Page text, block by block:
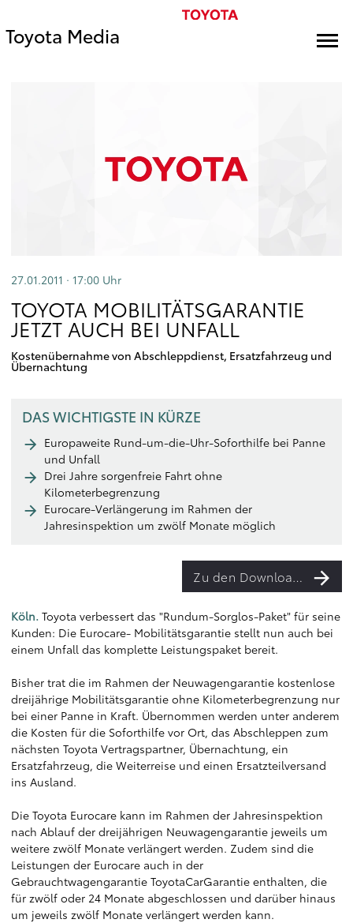
Toyota Media
27.01.2011 · 17:00 Uhr
TOYOTA MOBILITÄTSGARANTIE
JETZT AUCH BEI UNFALL
Kostenübernahme von Abschleppdienst, Ersatzfahrzeug und
Übernachtung
DAS WICHTIGSTE IN KÜRZE
Europaweite Rund-um-die-Uhr-Soforthilfe bei Panne
und Unfall
Drei Jahre sorgenfreie Fahrt ohne
Kilometerbegrenzung
Eurocare-Verlängerung im Rahmen der
Jahresinspektion um zwölf Monate möglich
Zu den Downloads
Köln. Toyota verbessert das "Rundum-Sorglos-Paket" für seine
Kunden: Die Eurocare- Mobilitätsgarantie stellt nun auch bei
einem Unfall das komplette Leistungspaket bereit.
Bisher trat die im Rahmen der Neuwagengarantie kostenlose
dreijährige Mobilitätsgarantie ohne Kilometerbegrenzung nur
bei einer Panne in Kraft. Übernommen werden unter anderem
die Kosten für die Soforthilfe vor Ort, das Abschleppen zum
nächsten Toyota Vertragspartner, Übernachtung, ein
Ersatzfahrzeug, die Weiterreise und einen Ersatzteilversand
ins Ausland.
Die Toyota Eurocare kann im Rahmen der Jahresinspektion
nach Ablauf der dreijährigen Neuwagengarantie jeweils um
weitere zwölf Monate verlängert werden. Zudem sind die
Leistungen der Eurocare auch in der
Gebrauchtwagengarantie ToyotaCarGarantie enthalten, die
für zwölf oder 24 Monate abgeschlossen und darüber hinaus
um jeweils zwölf Monate verlängert werden kann.